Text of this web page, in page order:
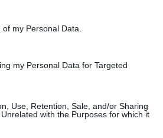
my Personal Data.
my Personal Data for Targeted
Use, Retention, Sale, and/or Sharing
with the Purposes for which it
εφαρμόσιμο οδικό χάρτη σε
που συζητήθηκε στη
αποκτήσει σύντομα η ΕΕ
να ενεργοποιηθεί η ρήτρα
συνθήκης.Άρθρο το οποίο επί